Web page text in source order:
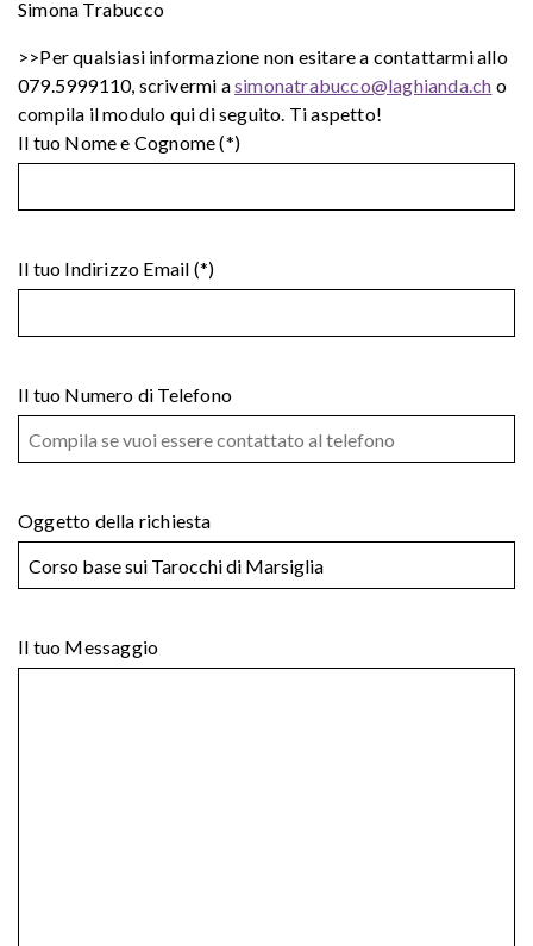
Simona Trabucco
>>Per qualsiasi informazione non esitare a contattarmi allo
079.5999110, scrivermi asimonatrabucco@laghianda.ch o
compila il modulo qui di seguito. Ti aspetto!
Il tuo Nome e Cognome (*)
Il tuo Indirizzo Email (*)
Il tuo Numero di Telefono
Oggetto della richiesta
Il tuo Messaggio